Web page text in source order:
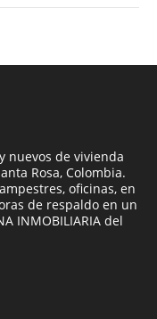
nuevos de vivienda
Rosa, Colombia.
oficinas, en
de respaldo en un
INMOBILIARIA del